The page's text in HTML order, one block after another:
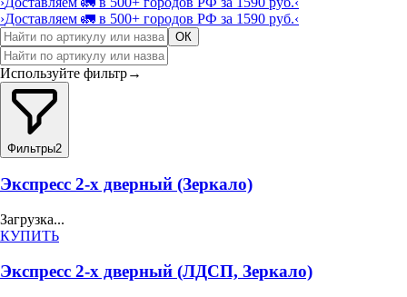
›Доставляем 🚛 в 500+ городов РФ за 1590 руб.‹
ОК
Используйте фильтр→
Фильтры2
Экспресс 2-х дверный (Зеркало)
Загрузка...
КУПИТЬ
Экспресс 2-х дверный (ЛДСП, Зеркало)